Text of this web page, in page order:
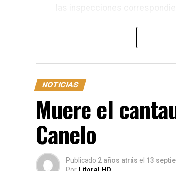
NOTICIAS
Muere el
Canelo
Publicado 2 años atrás el 13